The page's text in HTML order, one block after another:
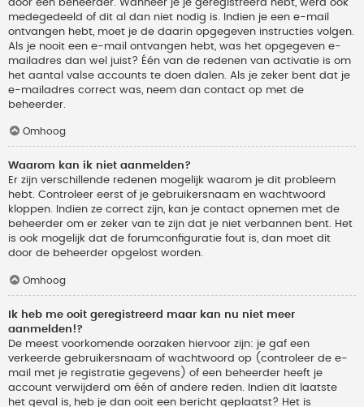
medegedeeld of dit al dan niet nodig is. Indien je een e-mail
ontvangen hebt, moet je de daarin opgegeven instructies volgen.
Als je nooit een e-mail ontvangen hebt, was het opgegeven e-
mailadres dan wel juist? Één van de redenen van activatie is om
het aantal valse accounts te doen dalen. Als je zeker bent dat je
e-mailadres correct was, neem dan contact op met de
beheerder.
Omhoog
Waarom kan ik niet aanmelden?
Er zijn verschillende redenen mogelijk waarom je dit probleem
hebt. Controleer eerst of je gebruikersnaam en wachtwoord
kloppen. Indien ze correct zijn, kan je contact opnemen met de
beheerder om er zeker van te zijn dat je niet verbannen bent. Het
is ook mogelijk dat de forumconfiguratie fout is, dan moet dit
door de beheerder opgelost worden.
Omhoog
Ik heb me ooit geregistreerd maar kan nu niet meer
aanmelden!?
De meest voorkomende oorzaken hiervoor zijn: je gaf een
verkeerde gebruikersnaam of wachtwoord op (controleer de e-
mail met je registratie gegevens) of een beheerder heeft je
account verwijderd om één of andere reden. Indien dit laatste
het geval is, heb je dan ooit een bericht geplaatst? Het is